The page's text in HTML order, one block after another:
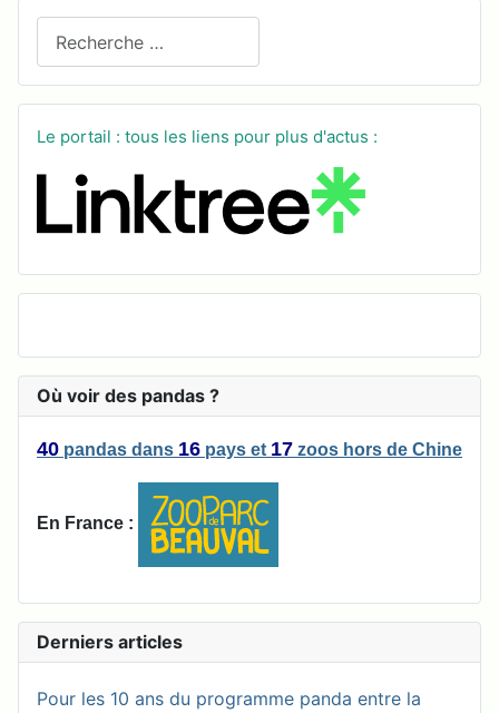
Le portail : tous les liens pour plus d'actus :
Où voir des pandas ?
40 pandas dans 16 pays et 17 zoos hors de Chine
En France :
Derniers articles
Pour les 10 ans du programme panda entre la